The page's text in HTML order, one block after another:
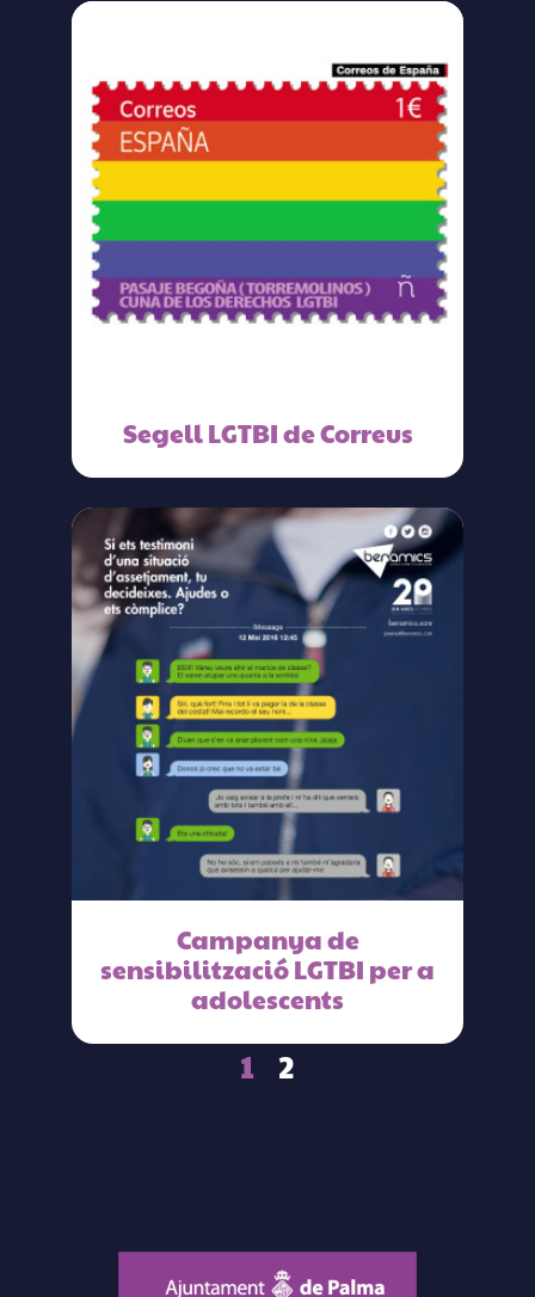
Segell LGTBI de Correus
Campanya de
sensibilització LGTBI per a
adolescents
1 2